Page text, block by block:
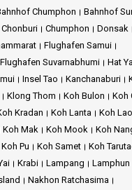
Chumphon
Bahnhof
Chonburi Chumphon
Donsak
Flughafen Samui
Flughafen Suvarnabhumi Hat
Insel Tao Kanchanaburi
Klong Thom Koh Bulon
Koh
Kradan Koh Lanta
Koh
Koh Mak Koh Mook
Koh
Koh Pu Koh Samet
Koh
Krabi Lampang Lamphun
Nakhon Ratchasima